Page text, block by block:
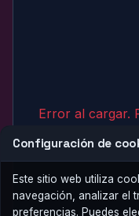
Error al cargar.
Configuración de
Este sitio web utiliza
navegación, analizar el
preferencias. Puedes